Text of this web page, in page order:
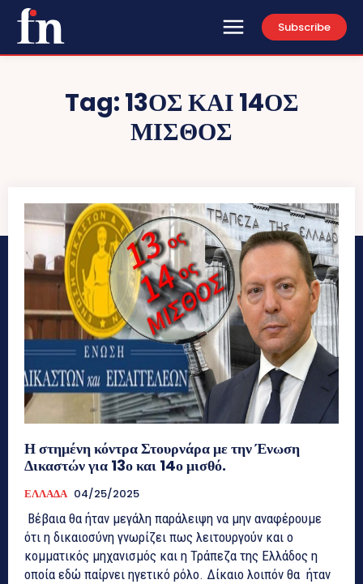
Subscribe
Tag:13ΟΣ ΚΑΙ 14ΟΣ
ΜΙΣΘΟΣ
Η στημένη κόντρα Στουρνάρα με την Ένωση
Δικαστών για 13ο και 14ο μισθό.
ΕΛΛΑΔΑ 04/25/2025
Βέβαια θα ήταν μεγάλη παράλειψη να μην αναφέρουμε
ότι η δικαιοσύνη γνωρίζει πως λειτουργούν και ο
κομματικός μηχανισμός και η Τράπεζα της Ελλάδος η
οποία εδώ παίρνει ηγετικό ρόλο. Δίκαιο λοιπόν θα ήταν